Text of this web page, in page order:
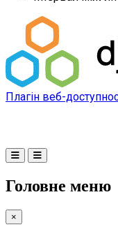
Плагін веб-
Головне меню
×